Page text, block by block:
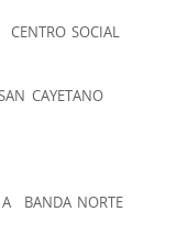
SOCIAL
CAYETANO
BANDA NORTE